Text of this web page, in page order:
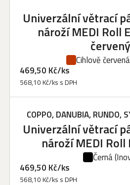
Univerzální větrací
nároží MEDI Roll
červený
Cihlově červená
469,50 Kč/ks
568,10 Kč/ks s DPH
COPPO, DANUBIA, RUNDO,
Univerzální větrací
nároží MEDI Roll
Černá
469,50 Kč/ks
568,10 Kč/ks s DPH